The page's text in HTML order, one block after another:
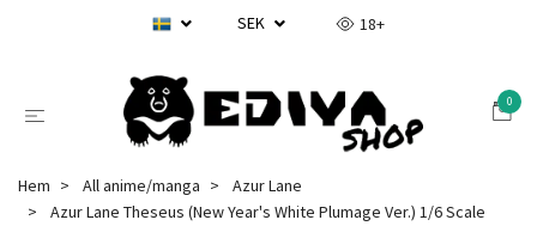
SEK 18+
0
Hem All anime/manga
Azur Lane
Azur Lane Theseus (New Year's White Plumage Ver.) 1/6 Scale